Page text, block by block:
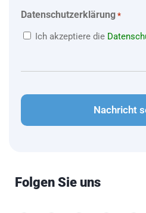
Datenschutzerklärung *
Ich akzeptiere die
Folgen Sie uns